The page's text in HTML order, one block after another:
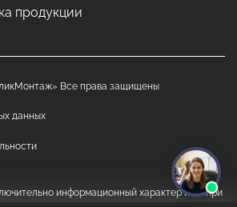
продукции
Все права защищены
данных
информационный характер и ни при